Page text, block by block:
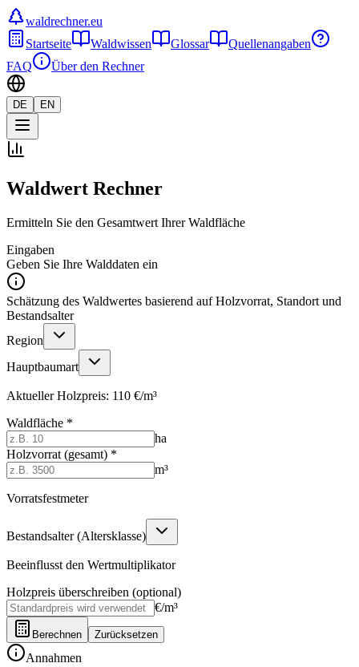
waldrechner.eu
Startseite
Waldwissen Glossar
Quellenangaben
FAQ
Über den Rechner
DE EN
Waldwert Rechner
Ermitteln Sie den Gesamtwert Ihrer Waldfläche
Eingaben
Geben Sie Ihre Walddaten ein
Schätzung des Waldwertes basierend auf Holzvorrat, Standort und
Bestandsalter
Region
Hauptbaumart
Aktueller Holzpreis: 110 €/m³
Waldfläche *
ha
Holzvorrat (gesamt) *
m³
Vorratsfestmeter
Bestandsalter (Altersklasse)
Beeinflusst den Wertmultiplikator
Holzpreis überschreiben (optional)
€/m³
Berechnen Zurücksetzen
Annahmen